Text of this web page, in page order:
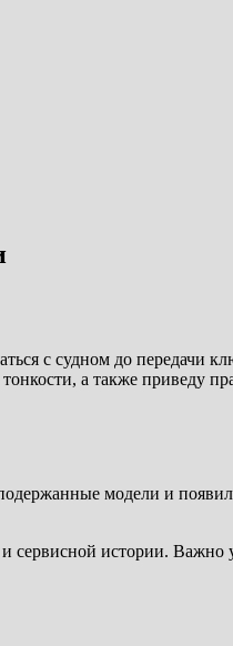
с судном до передачи
а также приведу
модели и
истории. Важно